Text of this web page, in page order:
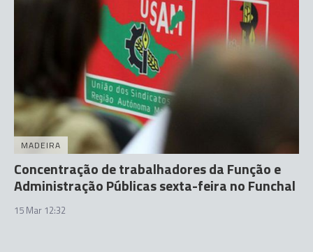
MADEIRA
Concentração de trabalhadores da Função e
Administração Públicas sexta-feira no Funchal
15 Mar 12:32